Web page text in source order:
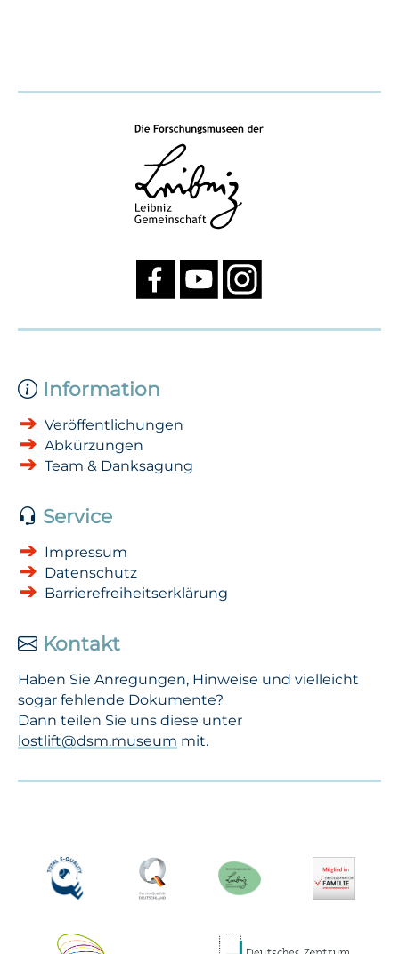
Information
Veröffentlichungen
Abkürzungen
Team & Danksagung
Service
Impressum
Datenschutz
Barrierefreiheitserklärung
Kontakt
Haben Sie Anregungen, Hinweise und vielleicht
sogar fehlende Dokumente?
Dann teilen Sie uns diese unter
lostlift@dsm.museum mit.